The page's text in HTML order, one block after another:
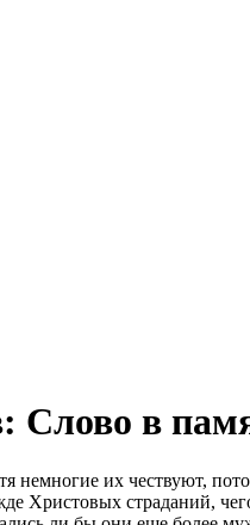
Слово в
их чествуют,
Христовых страданий,